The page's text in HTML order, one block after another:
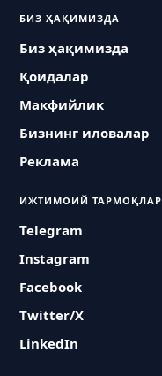
БИЗ ҲАҚИМИЗДА
Биз ҳақимизда
Қоидалар
Макфийлик
Бизнинг иловалар
Реклама
ИЖТИМОИЙ ТАРМОҚЛАР
Telegram
Instagram
Facebook
Twitter/X
LinkedIn